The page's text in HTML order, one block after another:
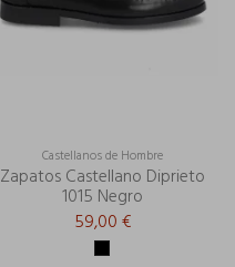
Castellanos de Hombre
Zapatos Castellano Diprieto
1015 Negro
59,00 €